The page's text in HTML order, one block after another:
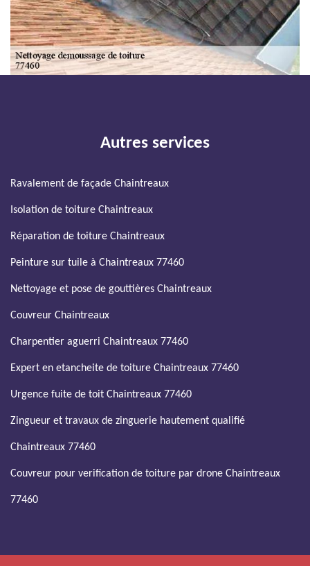
Autres services
Ravalement de façade Chaintreaux
Isolation de toiture Chaintreaux
Réparation de toiture Chaintreaux
Peinture sur tuile à Chaintreaux 77460
Nettoyage et pose de gouttières Chaintreaux
Couvreur Chaintreaux
Charpentier aguerri Chaintreaux 77460
Expert en etancheite de toiture Chaintreaux 77460
Urgence fuite de toit Chaintreaux 77460
Zingueur et travaux de zinguerie hautement qualifié
Chaintreaux 77460
Couvreur pour verification de toiture par drone Chaintreaux
77460